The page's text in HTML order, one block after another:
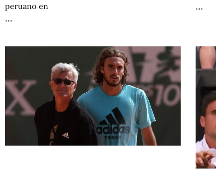
peruano en